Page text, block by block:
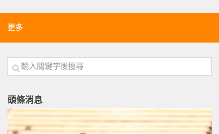
頭條消息